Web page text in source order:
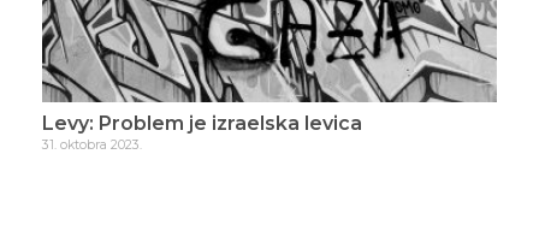
Levy: Problem je izraelska levica
31. oktobra 2023.